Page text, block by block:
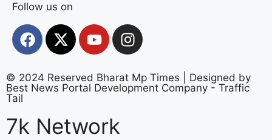
Follow us on
© 2024 Reserved Bharat Mp Times | Designed by
Best News Portal Development Company - Traffic
Tail
7k Network